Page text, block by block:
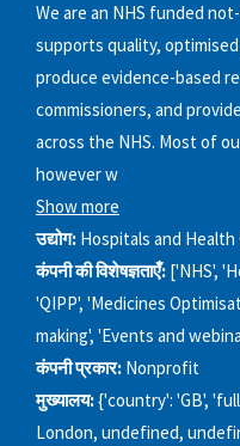
We are an NHS funded
supports quality,
produce evidence-based
commissioners, and
across the NHS. Most of
however w
Show more
उद्योग: Hospitals and Health
कंपनी की विशेषज्ञताएँ: ['NHS',
'QIPP', 'Medicines
making', 'Events and
कंपनी प्रकार: Nonprofit
मुख्यालय:{'country': 'GB',
London, undefined,